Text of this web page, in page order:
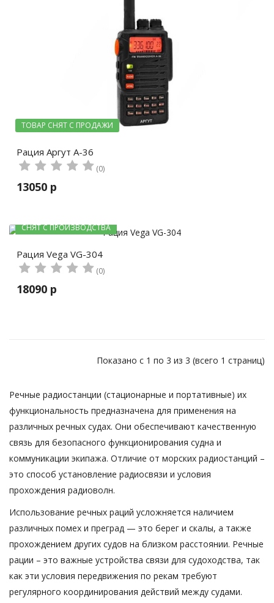
ТОВАР СНЯТ С ПРОДАЖИ
Рация Аргут А-36
(0)
13050 р
СНЯТ С ПРОИЗВОДСТВА
Рация Vega VG-304
(0)
18090 р
Показано с 1 по 3 из 3 (всего 1 страниц)
Речные радиостанции (стационарные и портативные) их
функциональность предназначена для применения на
различных речных судах. Они обеспечивают качественную
связь для безопасного функционирования судна и
коммуникации экипажа. Отличие от морских радиостанций –
это способ установление радиосвязи и условия
прохождения радиоволн.
Использование речных раций усложняется наличием
различных помех и преград — это берег и скалы, а также
прохождением других судов на близком расстоянии. Речные
рации – это важные устройства связи для судоходства, так
как эти условия передвижения по рекам требуют
регулярного координирования действий между судами.